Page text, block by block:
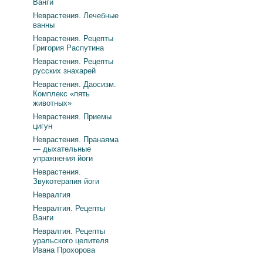
Ванги
Неврастения. Лечебные
ванны
Неврастения. Рецепты
Григория Распутина
Неврастения. Рецепты
русских знахарей
Неврастения. Даосизм.
Комплекс «пять
животных»
Неврастения. Приемы
цигун
Неврастения. Пранаяма
— дыхательные
упражнения йоги
Неврастения.
Звукотерапия йоги
Невралгия
Невралгия. Рецепты
Ванги
Невралгия. Рецепты
уральского целителя
Ивана Прохорова